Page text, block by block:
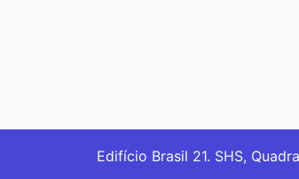
Edifício Brasil 21. SHS,